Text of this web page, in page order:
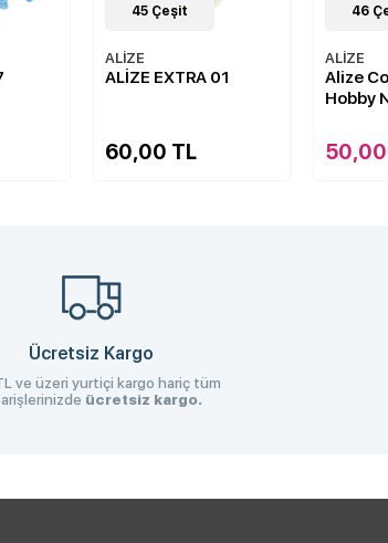
46 Çeşit
ALİZE
Alize Cotton Gold
50,00 TL
47
ALİZE
Alize
Ücretsiz Kargo
ve üzeri yurtiçi kargo hariç tüm
ücretsiz kargo.